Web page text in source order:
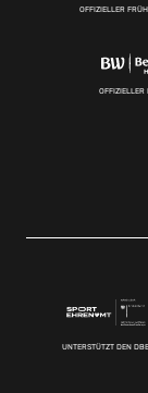
OFFIZIELLER
OFFIZIELLER
UNTERSTÜTZT DEN